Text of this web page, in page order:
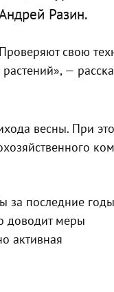
Разин.
свою
—
весны. При
за последние годы
доводит меры
активная